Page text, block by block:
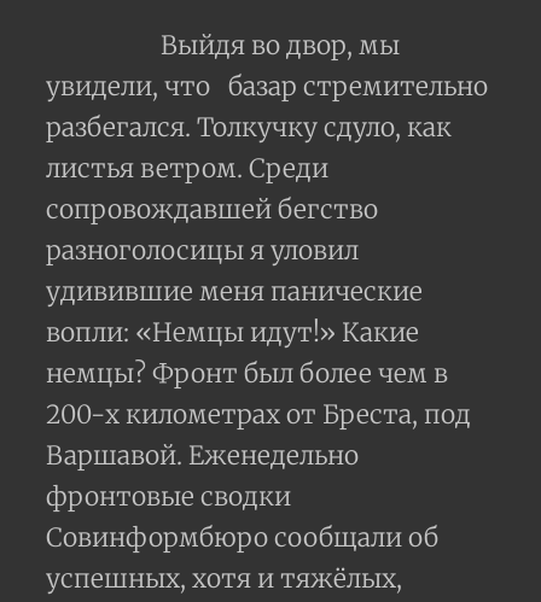
Выйдя во двор, мы
увидели, что базар стремительно
разбегался. Толкучку сдуло, как
листья ветром. Среди
сопровождавшей бегство
разноголосицы я уловил
удивившие меня панические
вопли: «Немцы идут!» Какие
немцы? Фронт был более чем в
200-х километрах от Бреста, под
Варшавой. Еженедельно
фронтовые сводки
Совинформбюро сообщали об
успешных, хотя и тяжёлых,